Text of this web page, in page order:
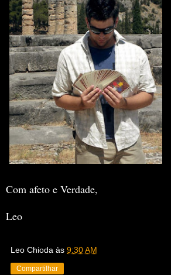
Com afeto e Verdade,
Leo
Leo Chioda às 9:30 AM
Compartilhar